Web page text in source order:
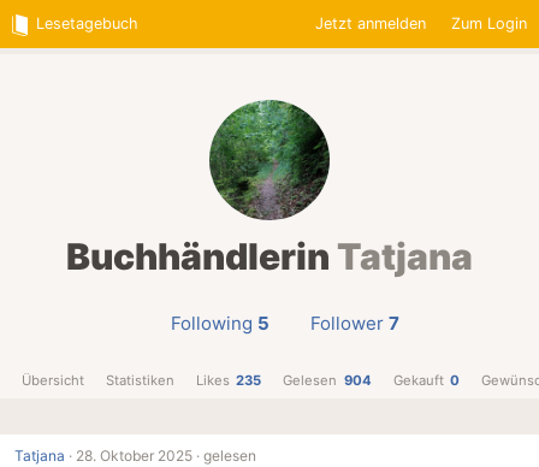
Lesetagebuch Jetzt anmelden Zum Login
Buchhändlerin Tatjana
Following 5 Follower 7
Übersicht Statistiken Likes 235 Gelesen 904 Gekauft 0
Tatjana · 28. Oktober 2025 · gelesen